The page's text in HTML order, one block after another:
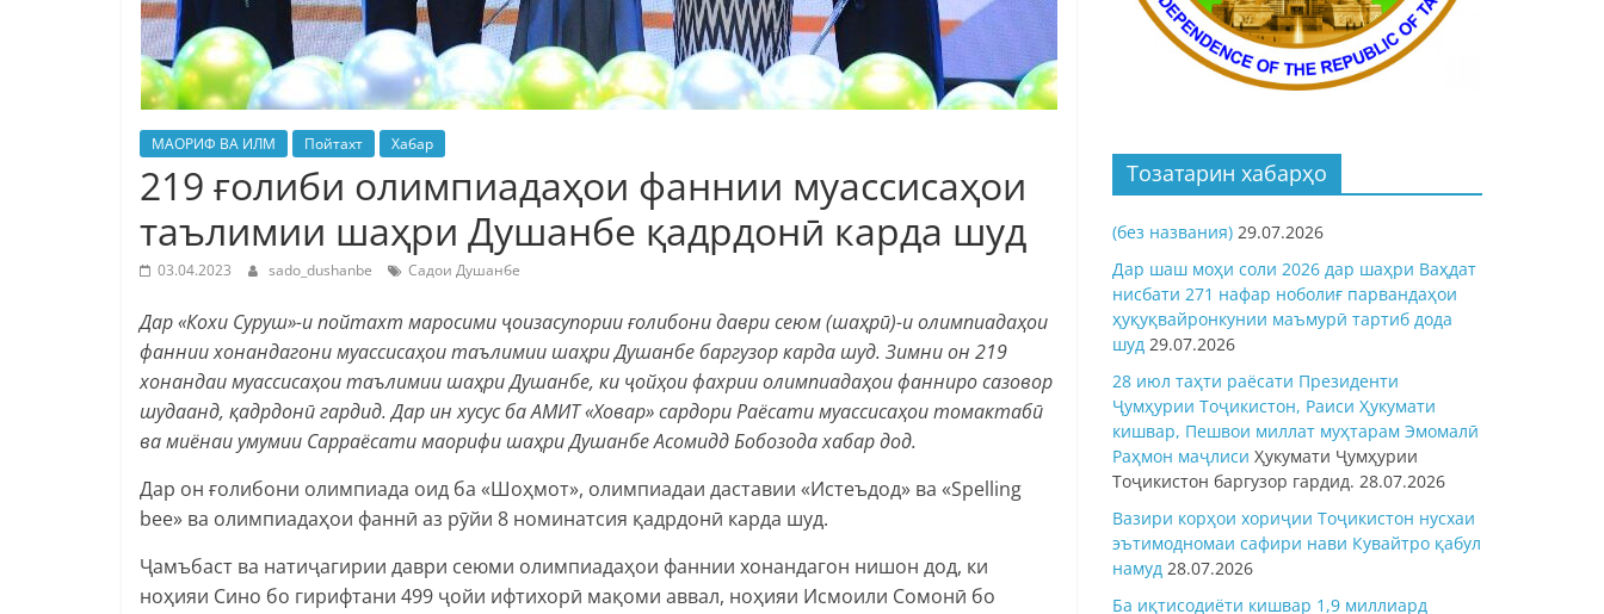
МАОРИФ ВА ИЛМ Пойтахт Хабар
219 ғолиби олимпиадаҳои фаннии муассисаҳои
таълимии шаҳри Душанбе қадрдонӣ карда шуд
03.04.2023 sado_dushanbe Садои Душанбе
Дар«Кохи Суруш»-и пойтахт маросими ҷоизасупории ғолибони даври сеюм (шаҳрӣ)-и олимпиадаҳои
фаннии хонандагони муассисаҳои таълимии шаҳри Душанбе баргузор карда шуд. Зимни он 219
хонандаи муассисаҳои таълимии шаҳри Душанбе, ки ҷойҳои фахрии олимпиадаҳои фанниро сазовор
шудаанд, қадрдонӣ гардид. Дар ин хусус ба АМИТ «Ховар» сардори Раёсати муассисаҳои томактабӣ
ва миёнаи умумии Сарраёсати маорифи шаҳри Душанбе Асомидд Бобозода хабар дод.
Дар он ғолибони олимпиада оид ба «Шоҳмот», олимпиадаи даставии «Истеъдод» ва «Spelling
bee» ва олимпиадаҳои фаннӣ аз рӯйи 8 номинатсия қадрдонӣ карда шуд.
Ҷамъбаст ва натиҷагирии даври сеюми олимпиадаҳои фаннии хонандагон нишон дод, ки
ноҳияи Сино бо гирифтани 499 ҷойи ифтихорӣ мақоми аввал, ноҳияи Исмоили Сомонӣ бо
Тозатарин хабарҳо
(без названия) 29.07.2026
Дар шаш моҳи соли 2026 дар шаҳри Ваҳдат
нисбати 271 нафар ноболиғ парвандаҳои
ҳуқуқвайронкунии маъмурӣ тартиб дода
шуд 29.07.2026
28 июл таҳти раёсати Президенти
Ҷумҳурии Тоҷикистон, Раиси Ҳукумати
кишвар, Пешвои миллат муҳтарам Эмомалӣ
Раҳмон маҷлиси Ҳукумати Ҷумҳурии
Тоҷикистон баргузор гардид. 28.07.2026
Вазири корҳои хориҷии Тоҷикистон нусхаи
эътимодномаи сафири нави Кувайтро қабул
намуд 28.07.2026
Ба иқтисодиёти кишвар 1,9 миллиард